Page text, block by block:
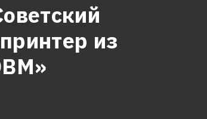
из